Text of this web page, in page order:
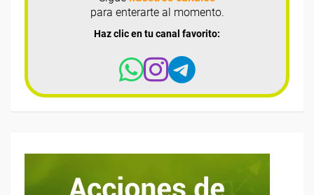
para enterarte al momento.
Haz clic en tu canal favorito: